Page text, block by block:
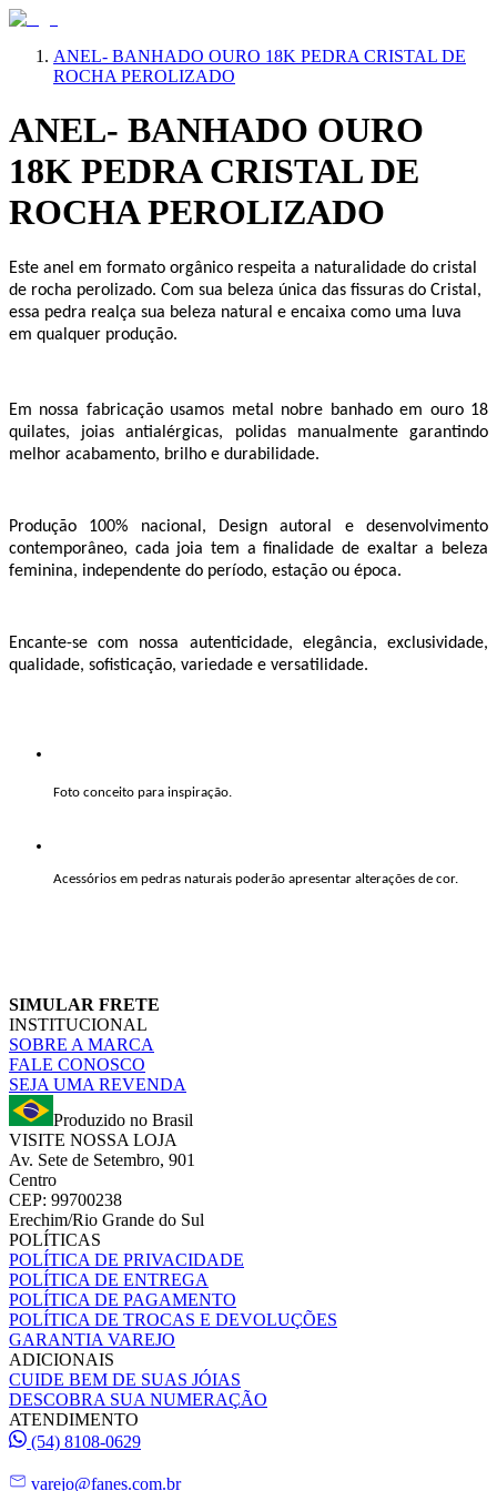
ANEL- BANHADO OURO 18K PEDRA CRISTAL DE
ROCHA PEROLIZADO
ANEL- BANHADO OURO
18K PEDRA CRISTAL DE
ROCHA PEROLIZADO
Este anel em formato orgânico respeita a naturalidade do cristal
de rocha perolizado. Com sua beleza única das fissuras do Cristal,
essa pedra realça sua beleza natural e encaixa como uma luva
em qualquer produção.
Em nossa fabricação usamos metal nobre banhado em ouro 18
quilates, joias antialérgicas, polidas manualmente garantindo
melhor acabamento, brilho e durabilidade.
Produção 100% nacional, Design autoral e desenvolvimento
contemporâneo, cada joia tem a finalidade de exaltar a beleza
feminina, independente do período, estação ou época.
Encante-se com nossa autenticidade, elegância, exclusividade,
qualidade, sofisticação, variedade e versatilidade.
Foto conceito para inspiração.
Acessórios em pedras naturais poderão apresentar alterações de cor.
SIMULAR FRETE
INSTITUCIONAL
SOBRE A MARCA
FALE CONOSCO
SEJA UMA REVENDA
Produzido no Brasil
VISITE NOSSA LOJA
Av. Sete de Setembro, 901
Centro
CEP: 99700238
Erechim/Rio Grande do Sul
POLÍTICAS
POLÍTICA DE PRIVACIDADE
POLÍTICA DE ENTREGA
POLÍTICA DE PAGAMENTO
POLÍTICA DE TROCAS E DEVOLUÇÕES
GARANTIA VAREJO
ADICIONAIS
CUIDE BEM DE SUAS JÓIAS
DESCOBRA SUA NUMERAÇÃO
ATENDIMENTO
(54) 8108-0629
varejo@fanes.com.br